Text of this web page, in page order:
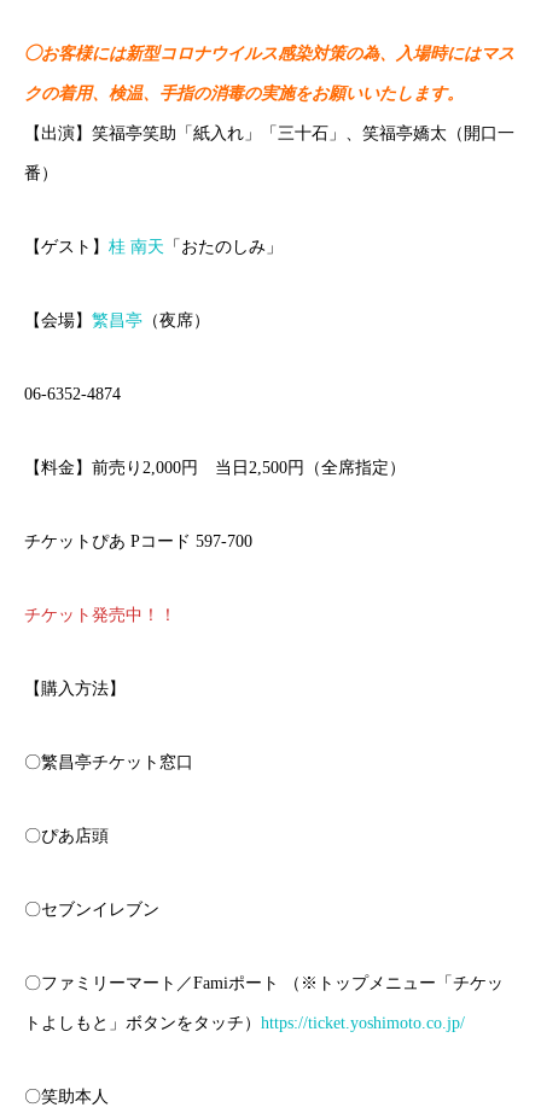
◯お客様には新型コロナウイルス感染対策の為、入場時にはマス
クの着用、検温、手指の消毒の実施をお願いいたします。
【出演】笑福亭笑助「紙入れ」「三十石」、笑福亭嬌太（開口一
番）
【ゲスト】 桂 南天 「おたのしみ」
【会場】 繁昌亭 （夜席）
06-6352-4874
【料金】前売り2,000円 当日2,500円（全席指定）
チケットぴあ Pコード 597-700
チケット発売中！！
【購入方法】
〇繁昌亭チケット窓口
〇ぴあ店頭
〇セブンイレブン
〇ファミリーマート／Famiポート （※トップメニュー「チケッ
トよしもと」ボタンをタッチ） https://ticket.yoshimoto.co.jp/
〇笑助本人